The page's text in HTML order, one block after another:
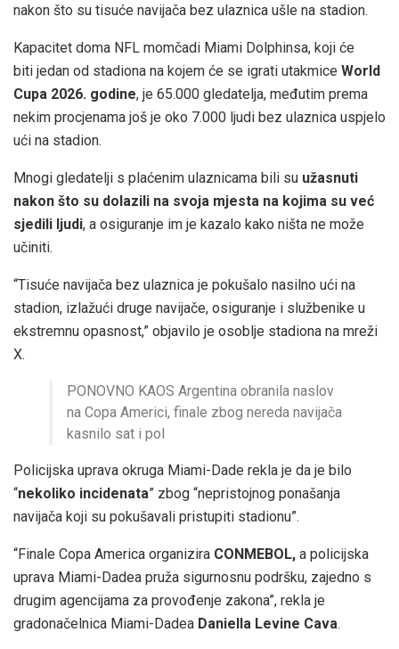
nakon što su tisuće navijača bez ulaznica ušle na stadion.
Kapacitet doma NFL momčadi Miami Dolphinsa, koji će
biti jedan od stadiona na kojem će se igrati utakmice World
Cupa 2026. godine, je 65.000 gledatelja, međutim prema
nekim procjenama još je oko 7.000 ljudi bez ulaznica uspjelo
ući na stadion.
Mnogi gledatelji s plaćenim ulaznicama bili su užasnuti
nakon što su dolazili na svoja mjesta na kojima su već
sjedili ljudi, a osiguranje im je kazalo kako ništa ne može
učiniti.
“Tisuće navijača bez ulaznica je pokušalo nasilno ući na
stadion, izlažući druge navijače, osiguranje i službenike u
ekstremnu opasnost,” objavilo je osoblje stadiona na mreži
X.
PONOVNO KAOS Argentina obranila naslov
na Copa Americi, finale zbog nereda navijača
kasnilo sat i pol
Policijska uprava okruga Miami-Dade rekla je da je bilo
“nekoliko incidenata” zbog “nepristojnog ponašanja
navijača koji su pokušavali pristupiti stadionu”.
“Finale Copa America organizira CONMEBOL, a policijska
uprava Miami-Dadea pruža sigurnosnu podršku, zajedno s
drugim agencijama za provođenje zakona”, rekla je
gradonačelnica Miami-Dadea Daniella Levine Cava.